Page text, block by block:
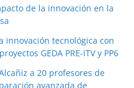
de la innovación en la
innovación tecnológica con
GEDA PRE-ITV y PP6
a 20 profesores de
avanzada de